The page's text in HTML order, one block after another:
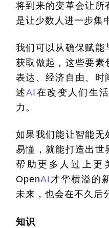
将到来的变革会让所
是让少数人进一步集
我们可以从确保赋能
获取做起，这些要素
表达、经济自由、时
述AI 在改变人们生
力。
如果我们能让智能无
易懂，就能打造出世
帮助更多人过上更
OpenAI才华横溢的
未来，也会在不久后
知识